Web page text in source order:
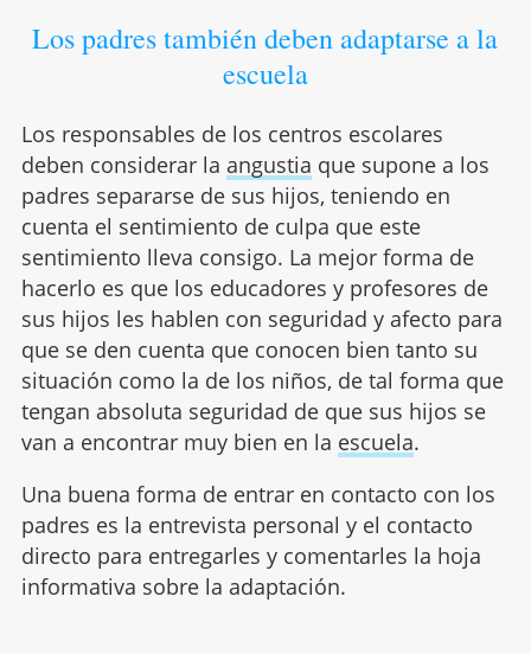
Los padres también deben adaptarse a la
escuela
Los responsables de los centros escolares
deben considerar la angustia que supone a los
padres separarse de sus hijos, teniendo en
cuenta el sentimiento de culpa que este
sentimiento lleva consigo. La mejor forma de
hacerlo es que los educadores y profesores de
sus hijos les hablen con seguridad y afecto para
que se den cuenta que conocen bien tanto su
situación como la de los niños, de tal forma que
tengan absoluta seguridad de que sus hijos se
van a encontrar muy bien en la escuela.
Una buena forma de entrar en contacto con los
padres es la entrevista personal y el contacto
directo para entregarles y comentarles la hoja
informativa sobre la adaptación.